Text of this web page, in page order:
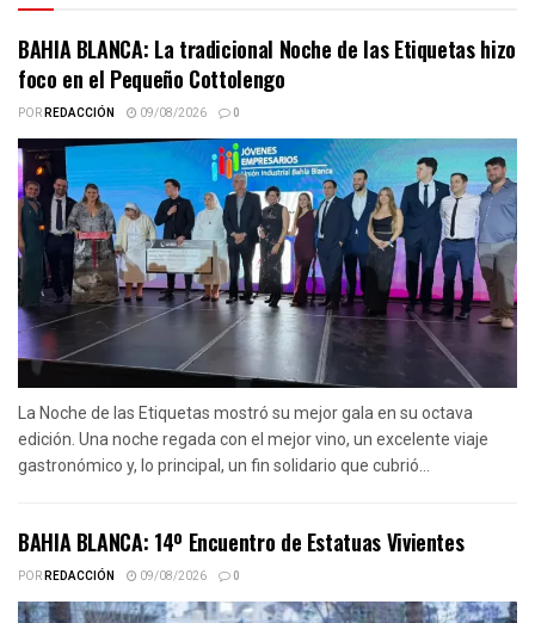
BAHIA BLANCA: La tradicional Noche de las Etiquetas hizo
foco en el Pequeño Cottolengo
PORREDACCIÓN 09/08/2026 0
La Noche de las Etiquetas mostró su mejor gala en su octava
edición. Una noche regada con el mejor vino, un excelente viaje
gastronómico y, lo principal, un fin solidario que cubrió...
BAHIA BLANCA: 14º Encuentro de Estatuas Vivientes
PORREDACCIÓN 09/08/2026 0